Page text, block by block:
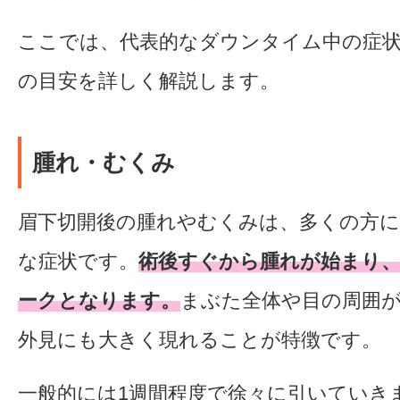
ここでは、代表的なダウンタイム中の症
の目安を詳しく解説します。
腫れ・むくみ
眉下切開後の腫れやむくみは、多くの方
な症状です。 術後すぐから腫れが始まり
ークとなります。まぶた全体や目の周囲
外見にも大きく現れることが特徴です。
一般的には1週間程度で徐々に引いていき